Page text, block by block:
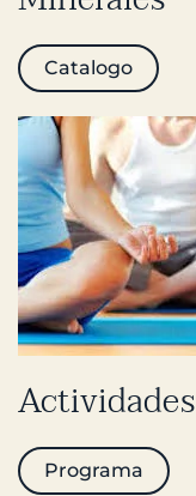
Catalogo
Actividades
Programa